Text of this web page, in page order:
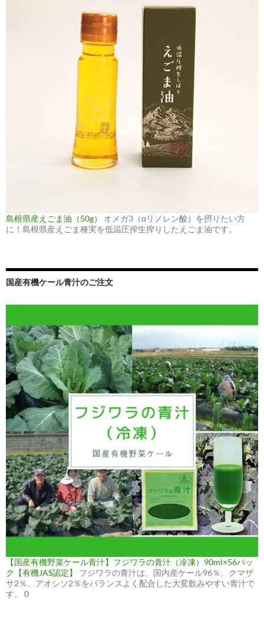
島根県産えごま油（50g）
オメガ3（αリノレン酸）を摂りたい方
に！島根県産えごま種実を低温圧搾生搾りしたえごま油です。
国産有機ケール青汁のご注文
【国産有機野菜ケール青汁】フジワラの青汁（冷凍）90ml×56パッ
ク【有機JAS認定】
フジワラの青汁は、国内産ケール96％、クマザ
サ2％、アオシソ2％をバランスよく配合した大変飲みやすい青汁で
す。 0